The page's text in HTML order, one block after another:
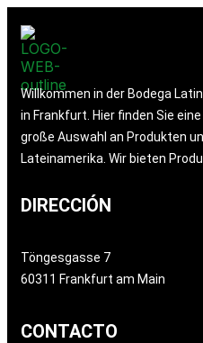
Willkommen in der Bodega
in Frankfurt. Hier finden Sie eine
große Auswahl an Produkten
Lateinamerika. Wir bieten
DIRECCIÓN
Töngesgasse 7
60311 Frankfurt am Main
CONTACTO